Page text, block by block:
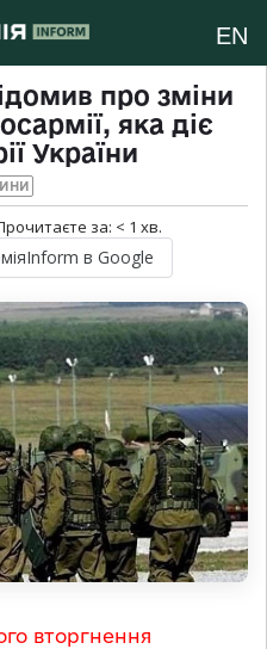
EN
про зміни
яка діє
України
за: < 1 хв.
в Google
вторгнення